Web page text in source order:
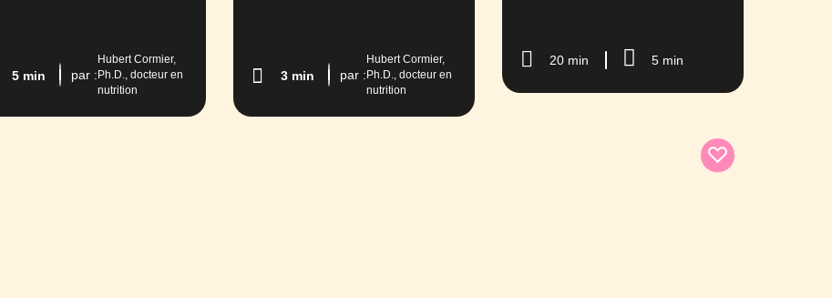
5 min par :
Hubert Cormier,
Ph.D., docteur en
nutrition
3 min par :
Hubert Cormier,
Ph.D., docteur en
nutrition
20 min 5 min